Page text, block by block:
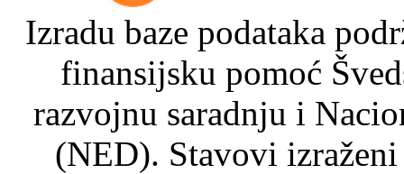
Izradu baze podataka
finansijsku pomoć
razvojnu saradnju i
(NED). Stavovi